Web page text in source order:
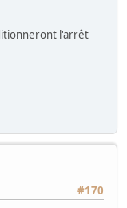
l'arrêt
#170